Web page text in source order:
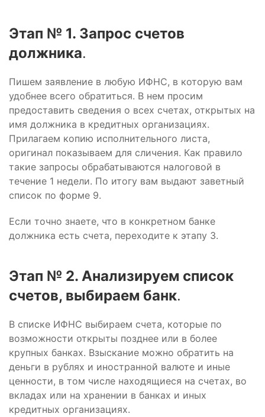
Этап № 1. Запрос счетов
должника.
Пишем заявление в любую ИФНС, в которую вам
удобнее всего обратиться. В нем просим
предоставить сведения о всех счетах, открытых на
имя должника в кредитных организациях.
Прилагаем копию исполнительного листа,
оригинал показываем для сличения. Как правило
такие запросы обрабатываются налоговой в
течение 1 недели. По итогу вам выдают заветный
список по форме 9.
Если точно знаете, что в конкретном банке
должника есть счета, переходите к этапу 3.
Этап № 2. Анализируем список
счетов, выбираем банк.
В списке ИФНС выбираем счета, которые по
возможности открыты позднее или в более
крупных банках. Взыскание можно обратить на
деньги в рублях и иностранной валюте и иные
ценности, в том числе находящиеся на счетах, во
вкладах или на хранении в банках и иных
кредитных организациях.